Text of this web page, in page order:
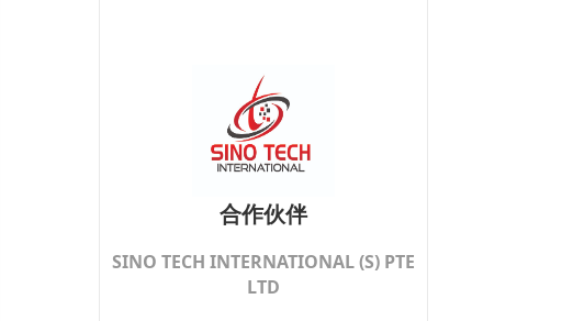
合作伙伴
SINO TECH INTERNATIONAL (S) PTE
LTD